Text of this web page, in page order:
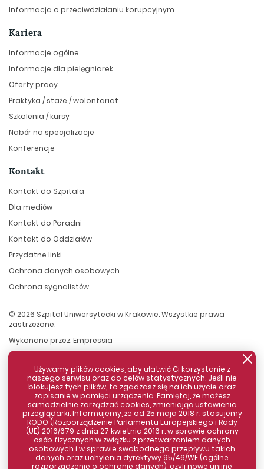
Informacja o przeciwdziałaniu korupcyjnym
Kariera
Informacje ogólne
Informacje dla pielęgniarek
Oferty pracy
Praktyka / staże / wolontariat
Szkolenia / kursy
Nabór na specjalizacje
Konferencje
Kontakt
Kontakt do Szpitala
Dla mediów
Kontakt do Poradni
Kontakt do Oddziałów
Przydatne linki
Ochrona danych osobowych
Ochrona sygnalistów
© 2026 Szpital Uniwersytecki w Krakowie. Wszystkie prawa
zastrzeżone.
Wykonane przez:Empressia
Używamy plików cookies, aby ułatwić Ci korzystanie z
naszego serwisu oraz do celów statystycznych. Jeśli nie
blokujesz tych plików, to zgadzasz się na ich użycie oraz
zapisanie w pamięci urządzenia. Pamiętaj, że możesz
samodzielnie zarządzać cookies, zmieniając ustawienia
przeglądarki. Informujemy, że od 25 maja 2018 r. stosujemy
RODO (Rozporządzenie Parlamentu Europejskiego i Rady
(UE) 2016/679 z dnia 27 kwietnia 2016 r. w sprawie ochrony
osób fizycznych w związku z przetwarzaniem danych
osobowych i w sprawie swobodnego przepływu takich
danych oraz uchylenia dyrektywy 95/46/WE (ogólne
rozporządzenie o ochronie danych), czyli nowe unijne
Zamknij komunikat